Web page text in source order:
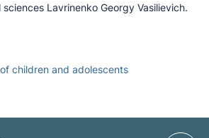
Lavrinenko Georgy Vasilievich.
children and adolescents